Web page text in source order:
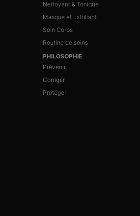
Nettoyant & Tonique
Masque et Exfoliant
Soin Corps
Routine de soins
PHILOSOPHIE
Prévenir
Corriger
Protéger